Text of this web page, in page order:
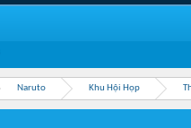
Naruto Khu Hội Họp